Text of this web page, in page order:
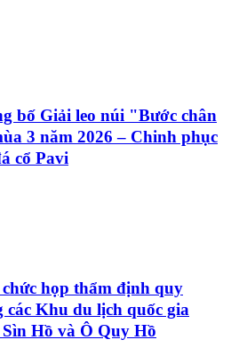
bố Giải leo núi "Bước chân
3 năm 2026 – Chinh phục
cổ Pavi
họp thẩm định quy
các Khu du lịch quốc gia
Hồ và Ô Quy Hồ